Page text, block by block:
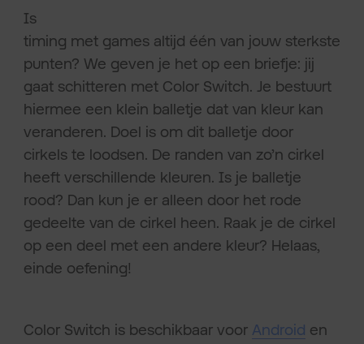
Is
timing met games altijd één van jouw sterkste
punten? We geven je het op een briefje: jij
gaat schitteren met Color Switch. Je bestuurt
hiermee een klein balletje dat van kleur kan
veranderen. Doel is om dit balletje door
cirkels te loodsen. De randen van zo’n cirkel
heeft verschillende kleuren. Is je balletje
rood? Dan kun je er alleen door het rode
gedeelte van de cirkel heen. Raak je de cirkel
op een deel met een andere kleur? Helaas,
einde oefening!
Color Switch is beschikbaar voor Android en